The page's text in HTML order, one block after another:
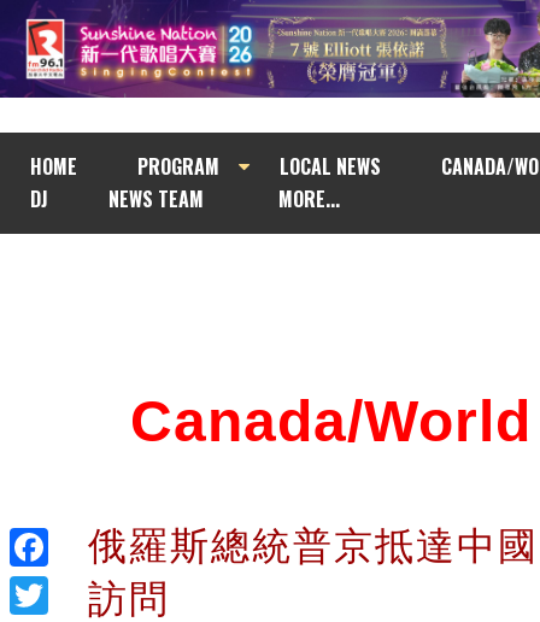
HOME PROGRAM LOCAL NEWS
CANADA/
DJ
NEWS TEAM MORE...
Facebook
Canada/
俄羅斯總統普京抵達中
訪問